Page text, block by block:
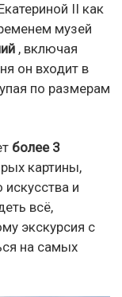
II как
музей
, включая
он входит в
по размерам
более 3
картины,
и
всё,
экскурсия с
на самых